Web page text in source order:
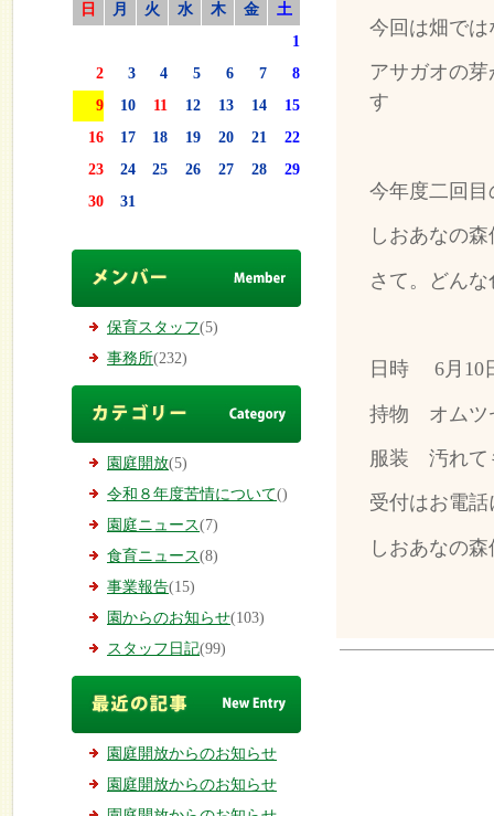
日
月 火 水 木 金
土
1
2
3 4 5 6 7
8
9
10 11 12 13 14
15
16
17 18 19 20 21
22
23
24 25 26 27 28
29
30
31
保育スタッフ(5)
事務所(232)
園庭開放(5)
令和８年度苦情について()
園庭ニュース(7)
食育ニュース(8)
事業報告(15)
園からのお知らせ(103)
スタッフ日記(99)
園庭開放からのお知らせ
園庭開放からのお知らせ
今回は畑で
アサガオの
す
今年度二回
しおあなの
さて。どん
日時 6月10
持物 オム
服装 汚れて
受付はお電
しおあなの